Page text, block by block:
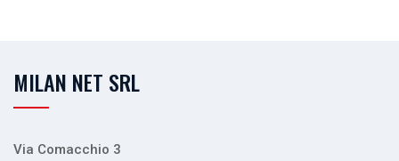
MILAN NET SRL
Via Comacchio 3